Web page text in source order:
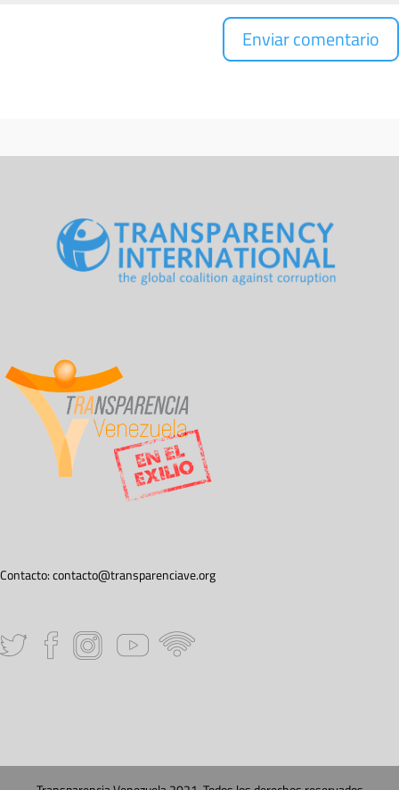
Contacto:contacto@transparenciave.org